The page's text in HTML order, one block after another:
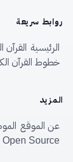
روابط سريعة
الرئيسية القرآن
خطوط القرآن
المزيد
عن الموقع
Open Source